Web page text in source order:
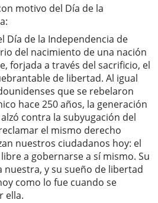
motivo del Día de la
Día de la Independencia de
del nacimiento de una nación
forjada a través del sacrificio, el
de libertad. Al igual
que se rebelaron
hace 250 años, la generación
contra la subyugación del
el mismo derecho
nuestros ciudadanos hoy: el
a gobernarse a sí mismo. Su
nuestra, y su sueño de libertad
como lo fue cuando se
ella.